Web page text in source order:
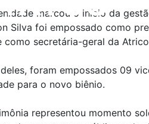
marcou o início da
Silva foi empossado como
como secretária-geral da
foram empossados 09
para o novo biênio.
representou momento